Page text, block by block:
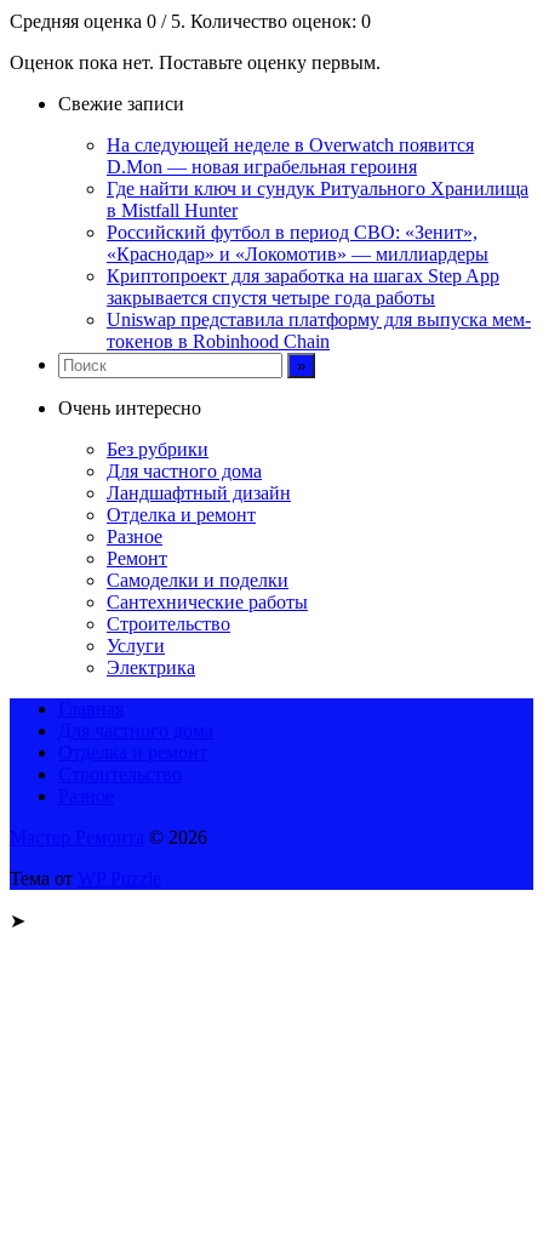
Средняя оценка 0 / 5. Количество оценок: 0
Оценок пока нет. Поставьте оценку первым.
Свежие записи
На следующей неделе в Overwatch появится
D.Mon — новая играбельная героиня
Где найти ключ и сундук Ритуального Хранилища
в Mistfall Hunter
Российский футбол в период СВО: «Зенит»,
«Краснодар» и «Локомотив» — миллиардеры
Криптопроект для заработка на шагах Step App
закрывается спустя четыре года работы
Uniswap представила платформу для выпуска мем-
токенов в Robinhood Chain
Очень интересно
Без рубрики
Для частного дома
Ландшафтный дизайн
Отделка и ремонт
Разное
Ремонт
Самоделки и поделки
Сантехнические работы
Строительство
Услуги
Электрика
© 2026
Тема от
➤